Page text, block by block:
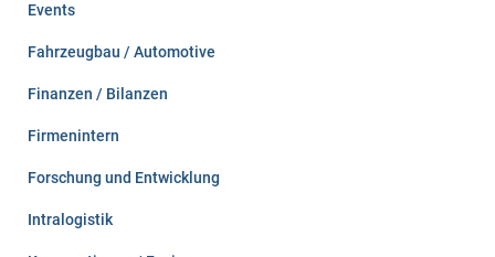
Events
Fahrzeugbau / Automotive
Finanzen / Bilanzen
Firmenintern
Forschung und Entwicklung
Intralogistik